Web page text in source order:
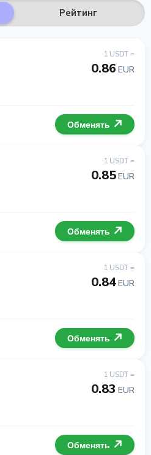
Рейтинг
1 USDT =
0.86 EUR
Обменять
1 USDT =
0.85EUR
Обменять
1 USDT =
0.84EUR
Обменять
1 USDT =
0.83 EUR
Обменять